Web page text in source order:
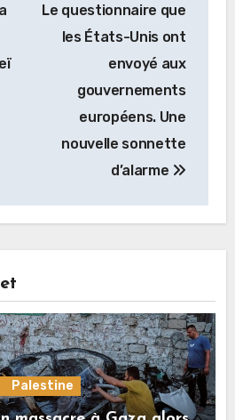
Le questionnaire que
les États-Unis ont
envoyé aux
gouvernements
européens. Une
nouvelle sonnette
d’alarme
Palestine